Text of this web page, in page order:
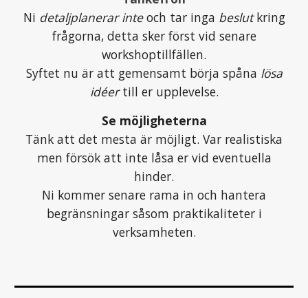
Ni detaljplanerar inteoch tar inga beslutkring
frågorna, detta sker först vid senare
workshoptillfällen.
Syftet nu är att gemensamt börja spåna lösa
idéer till er upplevelse.
Se möjligheterna
Tänk att det mesta är möjligt. Var realistiska
men försök att inte låsa er vid eventuella
hinder.
Ni kommer senare rama in och hantera
begränsningar såsom praktikaliteter i
verksamheten.